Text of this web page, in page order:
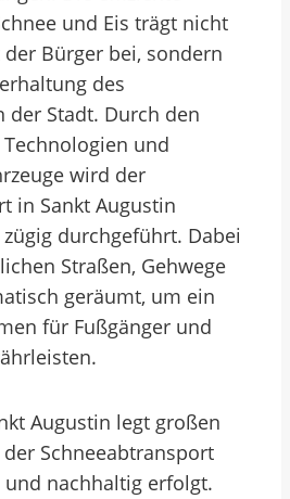
und Eis trägt nicht
Bürger bei, sondern
des
der Stadt. Durch den
und
wird der
in Sankt Augustin
durchgeführt. Dabei
Straßen, Gehwege
geräumt, um ein
für Fußgänger und
Augustin legt großen
Schneeabtransport
nachhaltig erfolgt.